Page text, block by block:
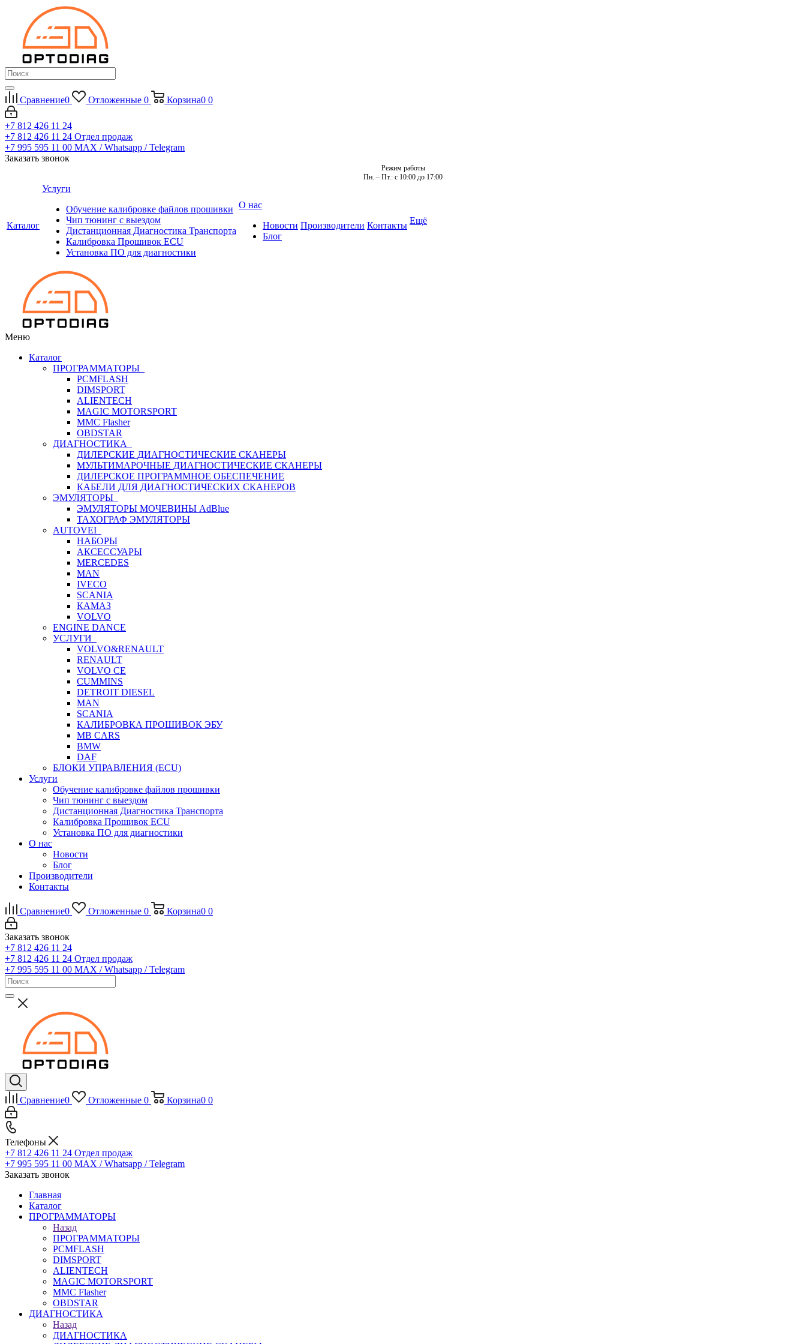
Сравнение0 Отложенные 0 Корзина0 0
+7 812 426 11 24
+7 812 426 11 24 Отдел продаж
+7 995 595 11 00 MAX / Whatsapp / Telegram
Заказать звонок
Режим работы
Пн. – Пт.: с 10:00 до 17:00
Каталог
Услуги
Обучение калибровке файлов прошивки
Чип тюнинг с выездом
Дистанционная Диагностика Транспорта
Калибровка Прошивок ECU
Установка ПО для диагностики
О нас
Новости
Блог
Производители Контакты Ещё
Меню
Каталог
ПРОГРАММАТОРЫ
PCMFLASH
DIMSPORT
ALIENTECH
MAGIC MOTORSPORT
MMC Flasher
OBDSTAR
ДИАГНОСТИКА
ДИЛЕРСКИЕ ДИАГНОСТИЧЕСКИЕ СКАНЕРЫ
МУЛЬТИМАРОЧНЫЕ ДИАГНОСТИЧЕСКИЕ СКАНЕРЫ
ДИЛЕРСКОЕ ПРОГРАММНОЕ ОБЕСПЕЧЕНИЕ
КАБЕЛИ ДЛЯ ДИАГНОСТИЧЕСКИХ СКАНЕРОВ
ЭМУЛЯТОРЫ
ЭМУЛЯТОРЫ МОЧЕВИНЫ АdBlue
ТАХОГРАФ ЭМУЛЯТОРЫ
AUTOVEI
НАБОРЫ
АКСЕССУАРЫ
MERCEDES
MAN
IVECO
SCANIA
КАМАЗ
VOLVO
ENGINE DANCE
УСЛУГИ
VOLVO&RENAULT
RENAULT
VOLVO CE
CUMMINS
DETROIT DIESEL
MAN
SCANIA
КАЛИБРОВКА ПРОШИВОК ЭБУ
MB CARS
BMW
DAF
БЛОКИ УПРАВЛЕНИЯ (ECU)
Услуги
Обучение калибровке файлов прошивки
Чип тюнинг с выездом
Дистанционная Диагностика Транспорта
Калибровка Прошивок ECU
Установка ПО для диагностики
О нас
Новости
Блог
Производители
Контакты
Сравнение0 Отложенные 0 Корзина0 0
Заказать звонок
+7 812 426 11 24
+7 812 426 11 24 Отдел продаж
+7 995 595 11 00 MAX / Whatsapp / Telegram
Сравнение0 Отложенные 0 Корзина0 0
Телефоны
+7 812 426 11 24 Отдел продаж
+7 995 595 11 00 MAX / Whatsapp / Telegram
Заказать звонок
Главная
Каталог
ПРОГРАММАТОРЫ
Назад
ПРОГРАММАТОРЫ
PCMFLASH
DIMSPORT
ALIENTECH
MAGIC MOTORSPORT
MMC Flasher
OBDSTAR
ДИАГНОСТИКА
Назад
ДИАГНОСТИКА